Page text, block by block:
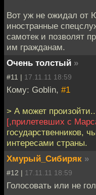
Вот уж не ожидал от
иностранные
самотек и позволят
им гражданам.
Очень толстый »
#11 | 17.11.11 18:59
Кому: Goblin, #1
> А может
[,прилетевших с
государственников,
интересами страны.
Хмурый_Сибиряк »
#12 | 17.11.11 18:59
Голосовать или не